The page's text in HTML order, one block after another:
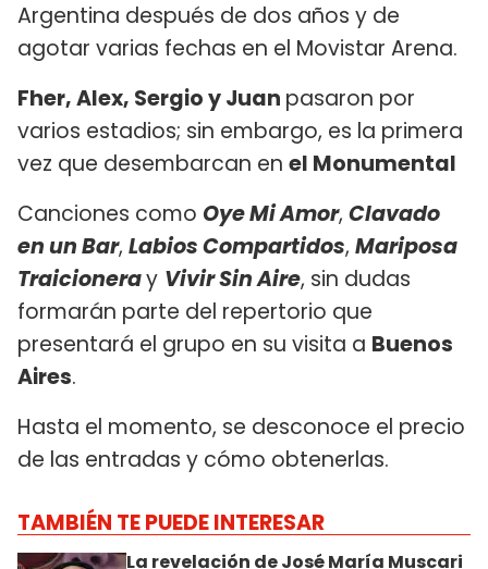
Argentina después de dos años y de
agotar varias fechas en el Movistar Arena.
Fher, Alex, Sergio y Juan pasaron por
varios estadios; sin embargo, es la primera
vez que desembarcan en el Monumental
Canciones como Oye Mi Amor, Clavado
en un Bar, Labios Compartidos, Mariposa
Traicioneray Vivir Sin Aire, sin dudas
formarán parte del repertorio que
presentará el grupo en su visita a Buenos
Aires.
Hasta el momento, se desconoce el precio
de las entradas y cómo obtenerlas.
TAMBIÉN TE PUEDE INTERESAR
La revelación de José María Muscari